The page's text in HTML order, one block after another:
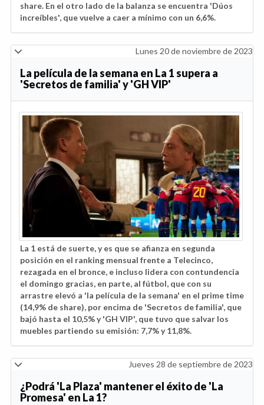
share. En el otro lado de la balanza se encuentra 'Dúos
increíbles', que vuelve a caer a mínimo con un 6,6%.
Lunes 20 de noviembre de 2023
La película de la semana en La 1 supera a
'Secretos de familia' y 'GH VIP'
La 1 está de suerte, y es que se afianza en segunda
posición en el ranking mensual frente a Telecinco,
rezagada en el bronce, e incluso lidera con contundencia
el domingo gracias, en parte, al fútbol, que con su
arrastre elevó a 'la película de la semana' en el prime time
(14,9% de share), por encima de 'Secretos de familia', que
bajó hasta el 10,5% y 'GH VIP', que tuvo que salvar los
muebles partiendo su emisión: 7,7% y 11,8%.
Jueves 28 de septiembre de 2023
¿Podrá 'La Plaza' mantener el éxito de 'La
Promesa' en La 1?